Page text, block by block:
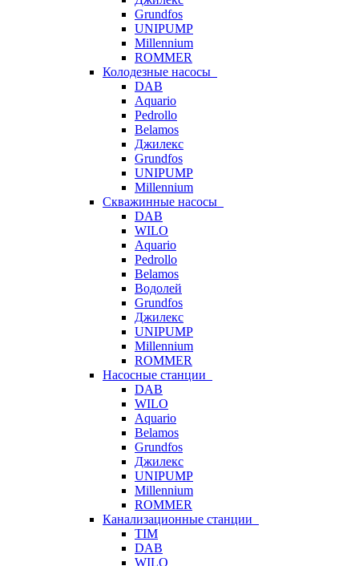
Grundfos
UNIPUMP
Millennium
ROMMER
Колодезные насосы
DAB
Aquario
Pedrollo
Belamos
Джилекс
Grundfos
UNIPUMP
Millennium
Скважинные насосы
DAB
WILO
Aquario
Pedrollo
Belamos
Водолей
Grundfos
Джилекс
UNIPUMP
Millennium
ROMMER
Насосные станции
DAB
WILO
Aquario
Belamos
Grundfos
Джилекс
UNIPUMP
Millennium
ROMMER
Канализационные станции
TIM
DAB
WILO